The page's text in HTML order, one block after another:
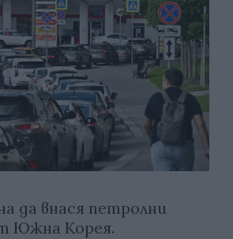
да внася петролни
Южна Корея.